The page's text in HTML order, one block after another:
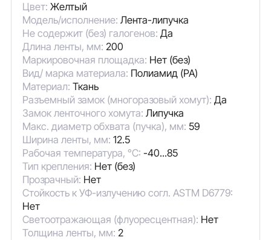
Цвет: Желтый
Модель/исполнение: Лента-липучка
Не содержит (без) галогенов: Да
Длина ленты, мм: 200
Маркировочная площадка: Нет (без)
Вид/ марка материала: Полиамид (PA)
Материал: Ткань
Разъемный замок (многоразовый хомут): Да
Замок ленточного хомута: Липучка
Макс. диаметр обхвата (пучка), мм: 59
Ширина ленты, мм: 12.5
Рабочая температура, °C: -40...85
Тип крепления: Нет (без)
Прозрачный: Нет
Стойкость к УФ-излучению согл. ASTM D6779:
Нет
Светоотражающая (флуоресцентная): Нет
Толщина ленты, мм: 2